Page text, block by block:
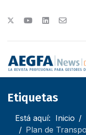
Etiquetas
Está aquí: Inicio
Plan de